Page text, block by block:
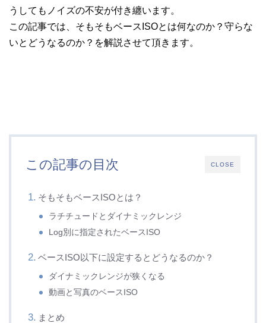
うしてもノイズの不安が付き纏います。
この記事では、そもそもベースISOとは何なのか？守らな
いとどうなるのか？を解説させて頂きます。
CLOSE
この記事の目次
そもそもベースISOとは？
ラチチュードとダイナミックレンジ
Log別に指定されたベースISO
ベースISO以下に設定するとどうなるのか？
ダイナミックレンジが狭くなる
動画と写真のベースISO
まとめ